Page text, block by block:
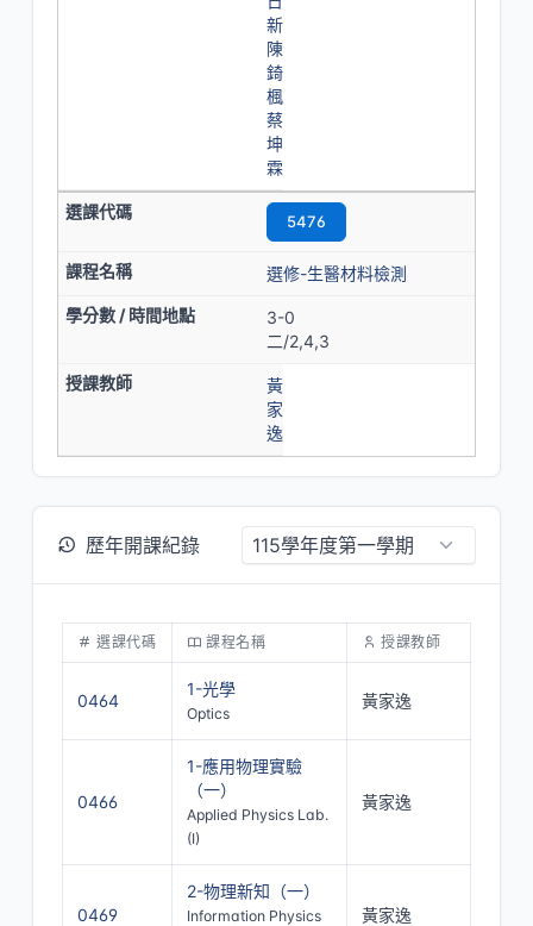
新
陳
錡
楓
蔡
坤
霖
5476
選修-生醫材料檢測
3-0
二/2,4,3
黃
家
逸
歷年開課紀錄
選課代碼 課程名稱 授課教師
0464
1-光學
Optics
黃家逸
0466
1-應用物理實驗
（一）
Applied Physics Lab.
(I)
黃家逸
0469
2-物理新知（一）
Information Physics
黃家逸